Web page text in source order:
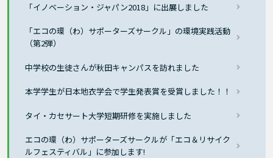
「イノベーション・ジャパン2018」に出展しました
「エコの環（わ）サポーターズサークル」の環境実践活動
（第2弾）
中学校の生徒さんが秋田キャンパスを訪れました
本学学生が日本地衣学会で学生発表賞を受賞しました！！
タイ・カセサート大学短期研修を実施しました
エコの環（わ）サポーターズサークルが「エコ＆リサイク
ルフェスティバル」に参加します!